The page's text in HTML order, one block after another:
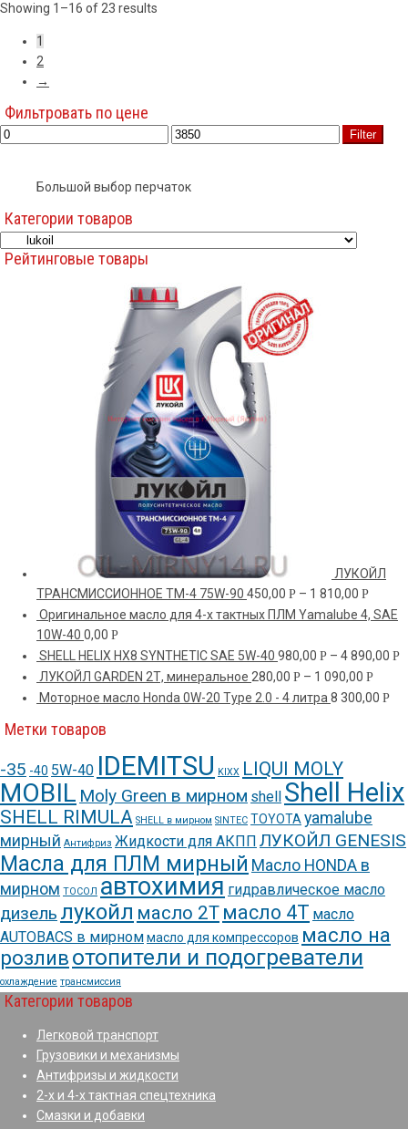
Showing 1–16 of 23 results
1
2
→
Фильтровать по цене
Filter
Большой выбор перчаток
Категории товаров
Рейтинговые товары
ЛУКОЙЛ
ТРАНСМИССИОННОЕ ТМ-4 75W-90 450,00 Р – 1 810,00 Р
Оригинальное масло для 4-х тактных ПЛМ Yamalube 4, SAE
10W-40 0,00 Р
SHELL HELIX HX8 SYNTHETIC SAE 5W-40 980,00 Р – 4 890,00 Р
ЛУКОЙЛ GARDEN 2Т, минеральное 280,00 Р – 1 090,00 Р
Моторное масло Honda 0W-20 Type 2.0 - 4 литра8 300,00 Р
Метки товаров
-35 -40 5W-40 IDEMITSU KIXX LIQUI MOLY
MOBIL Moly Green в мирном shell Shell Helix
SHELL RIMULA SHELL в мирном SINTEC TOYOTAyamalube
мирный Антифриз Жидкости для АКПП ЛУКОЙЛ GENESIS
Масла для ПЛМ мирный Масло HONDA в
мирном ТОСОЛ автохимия гидравлическое масло
дизель лукойл масло 2Т масло 4Т масло
AUTOBACS в мирноммасло для компрессоров масло на
розливотопители и подогреватели
охлаждение трансмиссия
Категории товаров
Легковой транспорт
Грузовики и механизмы
Антифризы и жидкости
2-х и 4-х тактная спецтехника
Смазки и добавки